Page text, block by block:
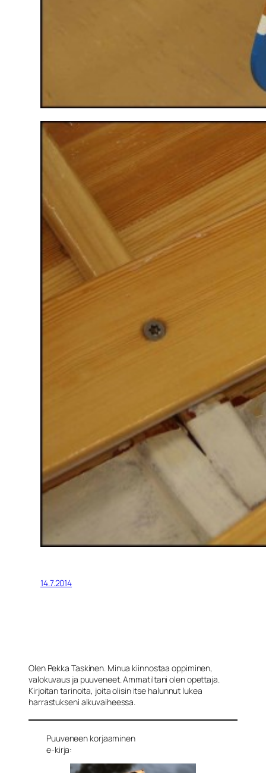
14.7.2014
Olen Pekka Taskinen. Minua kiinnostaa oppiminen,
valokuvaus ja puuveneet. Ammatiltani olen opettaja.
Kirjoitan tarinoita, joita olisin itse halunnut lukea
harrastukseni alkuvaiheessa.
Puuveneen korjaaminen
e-kirja: